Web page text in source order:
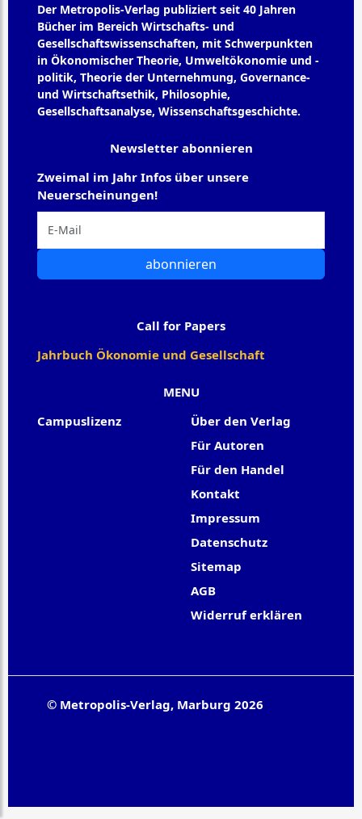
Der Metropolis-Verlag publiziert seit 40 Jahren
Bücher im Bereich Wirtschafts- und
Gesellschaftswissenschaften, mit Schwerpunkten
in Ökonomischer Theorie, Umweltökonomie und -
politik, Theorie der Unternehmung, Governance-
und Wirtschaftsethik, Philosophie,
Gesellschaftsanalyse, Wissenschaftsgeschichte.
MENU
Campuslizenz
Über den Verlag
Für Autoren
Für den Handel
Kontakt
Impressum
Datenschutz
Sitemap
AGB
Widerruf erklären
Newsletter abonnieren
Zweimal im Jahr Infos über unsere
Neuerscheinungen!
abonnieren
Call for Papers
Jahrbuch Ökonomie und Gesellschaft
© Metropolis-Verlag, Marburg 2026